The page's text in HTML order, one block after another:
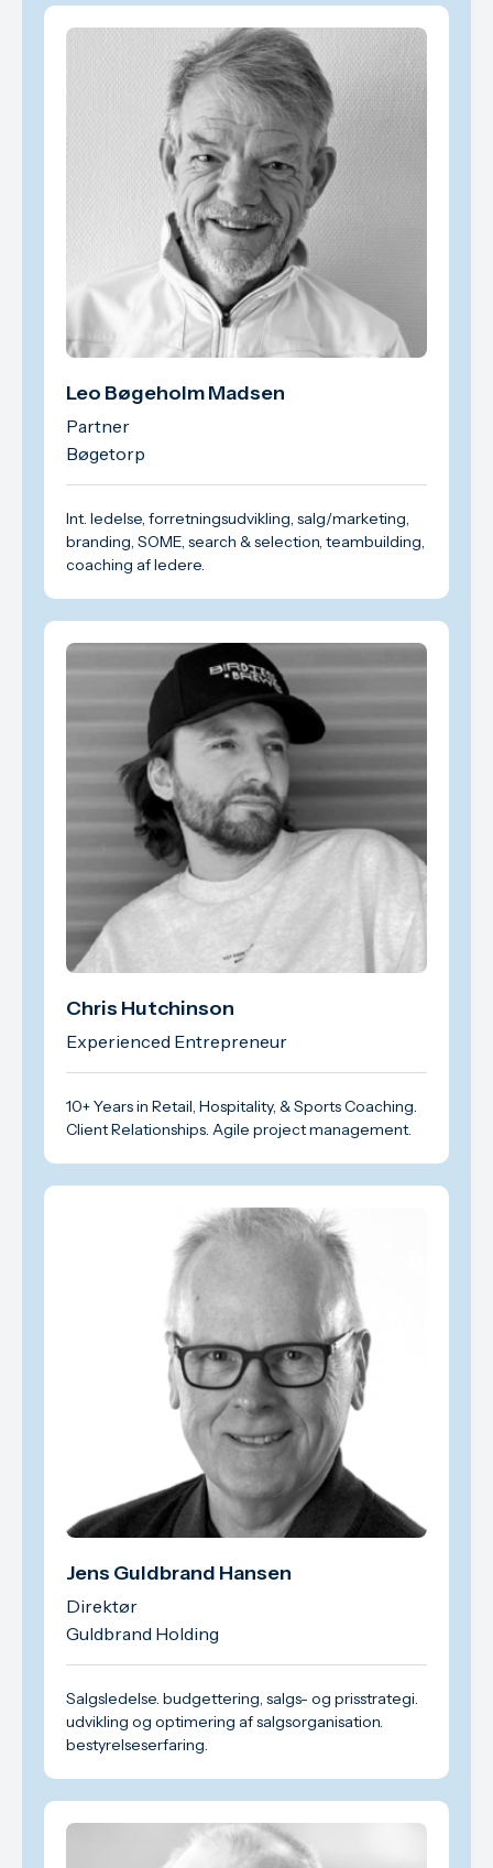
Leo Bøgeholm Madsen
Partner
Bøgetorp
Int. ledelse, forretningsudvikling, salg/marketing,
branding, SOME, search & selection, teambuilding,
coaching af ledere.
Chris Hutchinson
Experienced Entrepreneur
10+ Years in Retail, Hospitality, & Sports Coaching.
Client Relationships. Agile project management.
Jens Guldbrand Hansen
Direktør
Guldbrand Holding
Salgsledelse. budgettering, salgs- og prisstrategi.
udvikling og optimering af salgsorganisation.
bestyrelseserfaring.